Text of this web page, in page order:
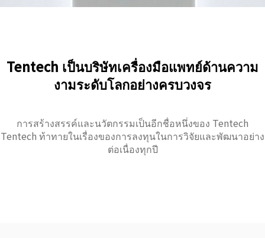
Tentech เป็นบริษัทเครื่องมือแพทย์ด้านความ
งามระดับโลกอย่างครบวงจร
การสร้างสรรค์และนวัตกรรมเป็นอีกชื่อหนึ่งของ Tentech
Tentech ท้าทายในเรื่องของการลงทุนในการวิจัยและพัฒนาอย่าง
ต่อเนื่องทุกปี